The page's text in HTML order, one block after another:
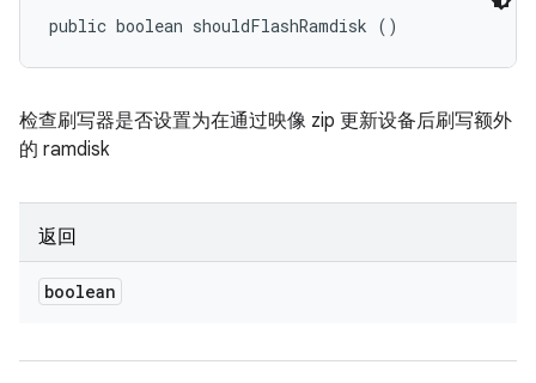
public boolean shouldFlashRamdisk ()
检查刷写器是否设置为在通过映像 zip 更新设备后刷写额外
的 ramdisk
返回
boolean